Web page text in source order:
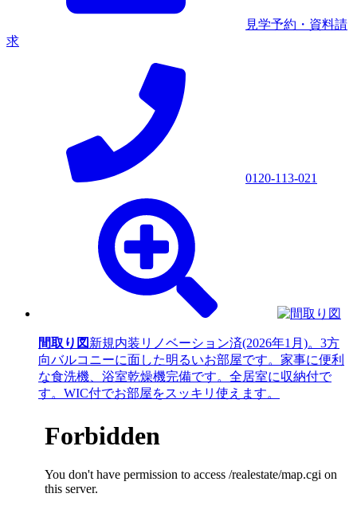
見学予約・資料請
求
0120-113-021
間取り図 新規内装リノベーション済(2026年1月)。3方
向バルコニーに面した明るいお部屋です。家事に便利
な食洗機、浴室乾燥機完備です。全居室に収納付で
す。WIC付でお部屋をスッキリ使えます。